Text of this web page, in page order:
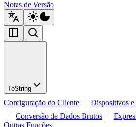
Notas de Versão
ToString
Configuração do Cliente Dispositivos
Conversão de Dados Brutos
Outras Funções